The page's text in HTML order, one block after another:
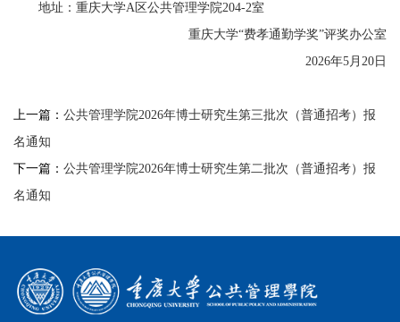
地址：重庆大学A区公共管理学院204-2室
重庆大学“费孝通勤学奖”评奖办公室
2026年5月20日
上一篇： 公共管理学院2026年博士研究生第三批次（普通招考）报
名通知
下一篇： 公共管理学院2026年博士研究生第二批次（普通招考）报
名通知